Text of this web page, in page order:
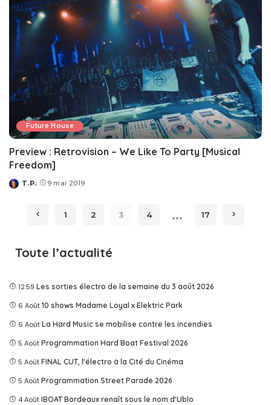
Future House
Preview : Retrovision – We Like To Party [Musical
Freedom]
Posted
T.P. 9 mai 2019
1 2 3 4 … 17
Toute l’actualité
12:59 Les sorties électro de la semaine du 3 août 2026
6 Août 10 shows Madame Loyal x Elektric Park
6 Août La Hard Music se mobilise contre les incendies
5 Août Programmation Hard Boat Festival 2026
5 Août FINAL CUT, l'électro à la Cité du Cinéma
5 Août Programmation Street Parade 2026
4 Août IBOAT Bordeaux renaît sous le nom d'Ublo